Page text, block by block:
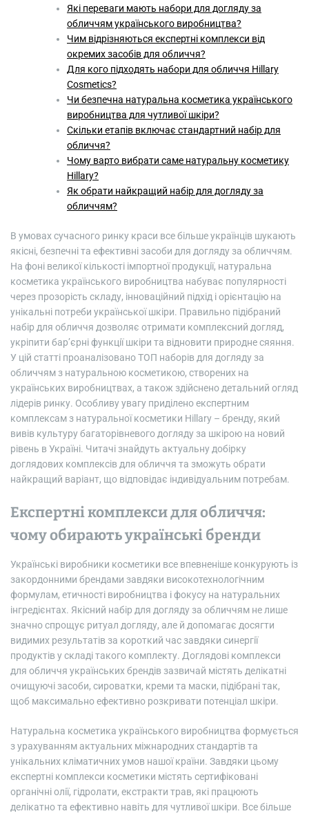
Які переваги мають набори для догляду за
обличчям українського виробництва?
Чим відрізняються експертні комплекси від
окремих засобів для обличчя?
Для кого підходять набори для обличчя Hillary
Cosmetics?
Чи безпечна натуральна косметика українського
виробництва для чутливої шкіри?
Скільки етапів включає стандартний набір для
обличчя?
Чому варто вибрати саме натуральну косметику
Hillary?
Як обрати найкращий набір для догляду за
обличчям?
В умовах сучасного ринку краси все більше українців шукають
якісні, безпечні та ефективні засоби для догляду за обличчям.
На фоні великої кількості імпортної продукції, натуральна
косметика українського виробництва набуває популярності
через прозорість складу, інноваційний підхід і орієнтацію на
унікальні потреби української шкіри. Правильно підібраний
набір для обличчя дозволяє отримати комплексний догляд,
укріпити бар’єрні функції шкіри та відновити природне сяяння.
У цій статті проаналізовано ТОП наборів для догляду за
обличчям з натуральною косметикою, створених на
українських виробництвах, а також здійснено детальний огляд
лідерів ринку. Особливу увагу приділено експертним
комплексам з натуральної косметики Hillary – бренду, який
вивів культуру багаторівневого догляду за шкірою на новий
рівень в Україні. Читачі знайдуть актуальну добірку
доглядових комплексів для обличчя та зможуть обрати
найкращий варіант, що відповідає індивідуальним потребам.
Експертні комплекси для обличчя:
чому обирають українські бренди
Українські виробники косметики все впевненіше конкурують із
закордонними брендами завдяки високотехнологічним
формулам, етичності виробництва і фокусу на натуральних
інгредієнтах. Якісний набір для догляду за обличчям не лише
значно спрощує ритуал догляду, але й допомагає досягти
видимих результатів за короткий час завдяки синергії
продуктів у складі такого комплекту. Доглядові комплекси
для обличчя українських брендів зазвичай містять делікатні
очищуючі засоби, сироватки, креми та маски, підібрані так,
щоб максимально ефективно розкривати потенціал шкіри.
Натуральна косметика українського виробництва формується
з урахуванням актуальних міжнародних стандартів та
унікальних кліматичних умов нашої країни. Завдяки цьому
експертні комплекси косметики містять сертифіковані
органічні олії, гідролати, екстракти трав, які працюють
делікатно та ефективно навіть для чутливої шкіри. Все більше